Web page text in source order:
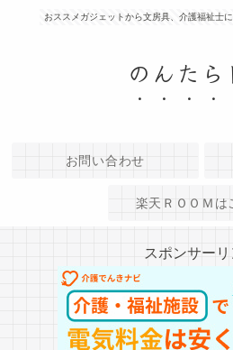
おススメガジェットから文房具、介護福祉士
のんたら
お問い合わせ
楽天ＲＯＯＭは
スポンサーリ